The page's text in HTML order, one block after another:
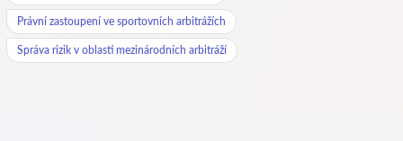
Právní zastoupení ve sportovních arbitrážích
Správa rizik v oblasti mezinárodních arbitráží